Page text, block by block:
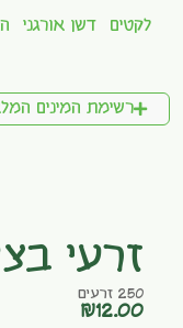
לקטים דשן אורגני
רשימת המינים
זרעי
250 זרעים
₪12.00